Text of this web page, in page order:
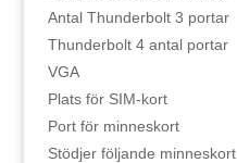
Antal Thunderbolt 3 portar
Thunderbolt 4 antal portar
VGA
Plats för SIM-kort
Port för minneskort
Stödjer följande minneskort